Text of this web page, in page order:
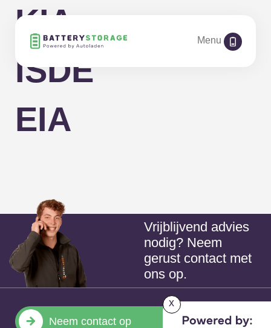
Menu
KIA
ISDE
EIA
Vrijblijvend advies
nodig? Neem
gerust contact met
ons op.
Neem contact op
x